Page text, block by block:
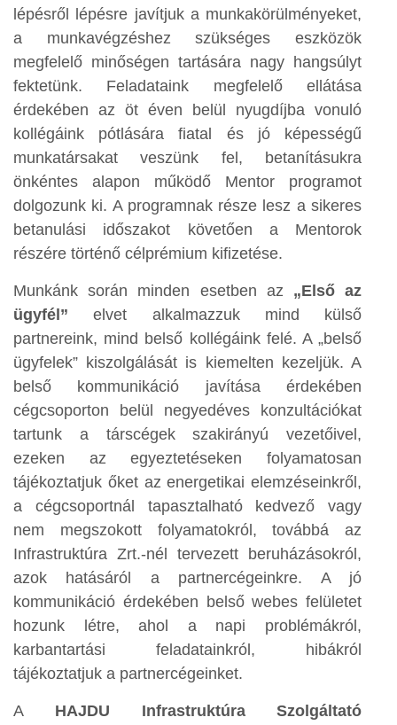
lépésről lépésre javítjuk a munkakörülményeket,
a munkavégzéshez szükséges eszközök
megfelelő minőségen tartására nagy hangsúlyt
fektetünk. Feladataink megfelelő ellátása
érdekében az öt éven belül nyugdíjba vonuló
kollégáink pótlására fiatal és jó képességű
munkatársakat veszünk fel, betanításukra
önkéntes alapon működő Mentor programot
dolgozunk ki. A programnak része lesz a sikeres
betanulási időszakot követően a Mentorok
részére történő célprémium kifizetése.
Munkánk során minden esetben az „Első az
ügyfél” elvet alkalmazzuk mind külső
partnereink, mind belső kollégáink felé. A „belső
ügyfelek” kiszolgálását is kiemelten kezeljük. A
belső kommunikáció javítása érdekében
cégcsoporton belül negyedéves konzultációkat
tartunk a társcégek szakirányú vezetőivel,
ezeken az egyeztetéseken folyamatosan
tájékoztatjuk őket az energetikai elemzéseinkről,
a cégcsoportnál tapasztalható kedvező vagy
nem megszokott folyamatokról, továbbá az
Infrastruktúra Zrt.-nél tervezett beruházásokról,
azok hatásáról a partnercégeinkre. A jó
kommunikáció érdekében belső webes felületet
hozunk létre, ahol a napi problémákról,
karbantartási feladatainkról, hibákról
tájékoztatjuk a partnercégeinket.
A HAJDU Infrastruktúra Szolgáltató